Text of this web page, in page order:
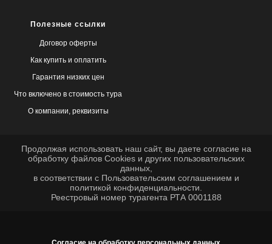
Полезные ссылки
Договор оферты
Как купить и оплатить
Гарантия низких цен
Что включено в стоимость тура
О компании, реквизиты
Продолжая использовать наш сайт, вы даете согласие на
обработку файлов Cookiesи других пользовательских
данных,
в соответствии с Пользовательским соглашением и
политикой конфиденциальности
Реестровый номер турагента РТА 0001188